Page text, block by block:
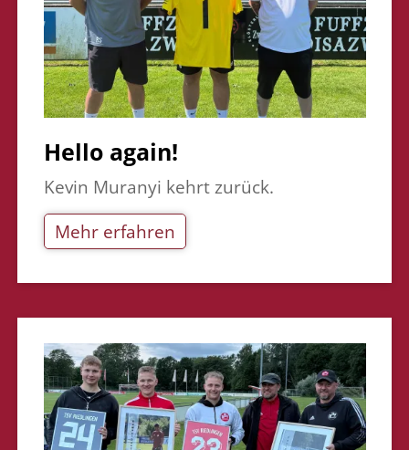
Hello again!
Kevin Muranyi kehrt zurück.
Mehr erfahren